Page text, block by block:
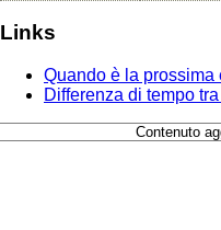
Links
Quando è la
Differenza di tempo
Contenuto